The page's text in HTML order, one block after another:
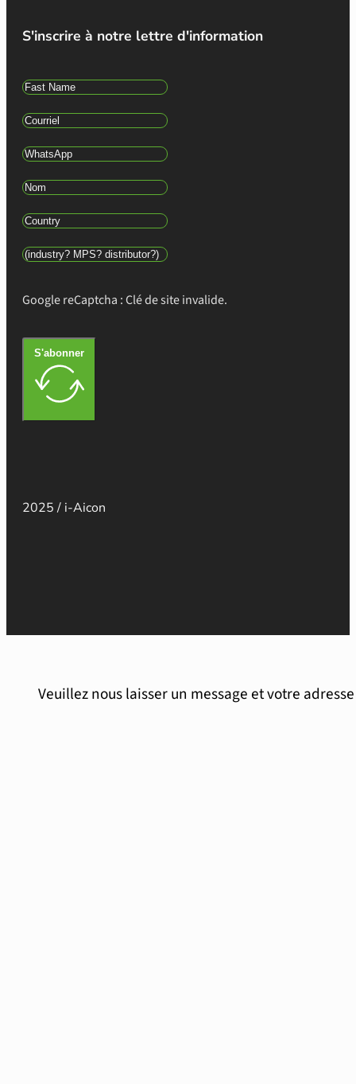
S'inscrire à notre lettre d'information
Google reCaptcha : Clé de site invalide.
S'abonner
2025 / i-Aicon
Veuillez nous laisser un message et votre